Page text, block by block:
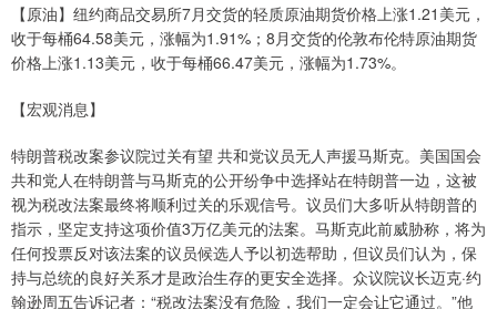
【原油】纽约商品交易所7月交货的轻质原油期货价格上涨1.21美元，
收于每桶64.58美元，涨幅为1.91%；8月交货的伦敦布伦特原油期货
价格上涨1.13美元，收于每桶66.47美元，涨幅为1.73%。
【宏观消息】
特朗普税改案参议院过关有望 共和党议员无人声援马斯克。美国国会
共和党人在特朗普与马斯克的公开纷争中选择站在特朗普一边，这被
视为税改法案最终将顺利过关的乐观信号。议员们大多听从特朗普的
指示，坚定支持这项价值3万亿美元的法案。马斯克此前威胁称，将为
任何投票反对该法案的议员候选人予以初选帮助，但议员们认为，保
持与总统的良好关系才是政治生存的更安全选择。众议院议长迈克·约
翰逊周五告诉记者：“税改法案没有危险，我们一定会让它通过。”他